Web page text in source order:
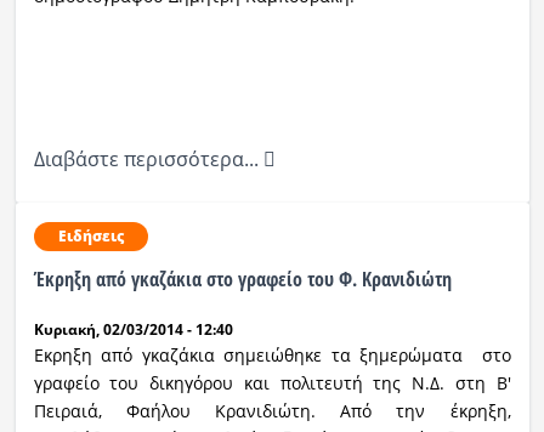
Διαβάστε περισσότερα...
Ειδήσεις
Έκρηξη από γκαζάκια στο γραφείο του Φ. Κρανιδιώτη
Κυριακή, 02/03/2014 - 12:40
Eκρηξη από γκαζάκια σημειώθηκε τα ξημερώματα στο
γραφείο του δικηγόρου και πολιτευτή της Ν.Δ. στη Β'
Πειραιά, Φαήλου Κρανιδιώτη. Από την έκρηξη,